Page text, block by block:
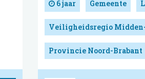
6 jaar Gemeente
Veiligheidsregio
Provincie Noord-Brabant